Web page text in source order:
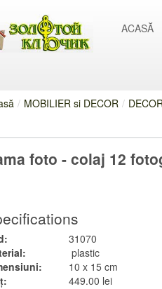
ACASĂ
/ MOBILIER si DECOR /
foto - colaj 12
31070
plastic
10 x 15 cm
449.00 lei